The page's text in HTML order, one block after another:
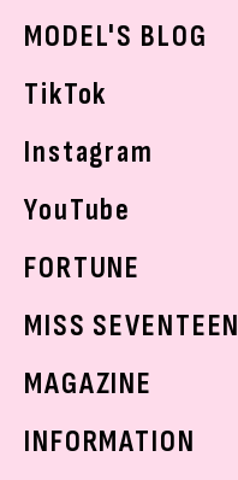
MODEL'S BLOG
TikTok
Instagram
YouTube
FORTUNE
MISS SEVENTEEN
MAGAZINE
INFORMATION